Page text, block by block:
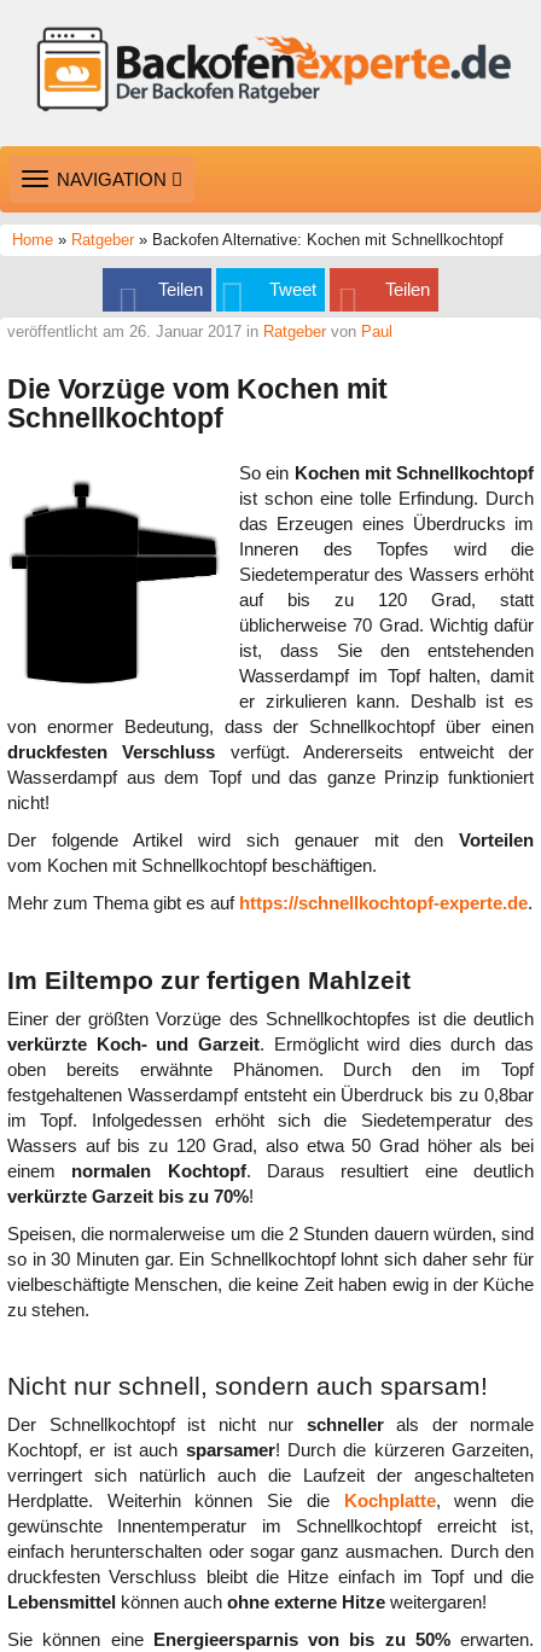
TOGGLE
NAVIGATION
Home » Ratgeber» Backofen Alternative: Kochen mit Schnellkochtopf
Teilen Tweet Teilen
veröffentlicht am 26. Januar 2017 in Ratgebervon Paul
Die Vorzüge vom Kochen mit
Schnellkochtopf
So ein Kochen mit Schnellkochtopf
ist schon eine tolle Erfindung. Durch
das Erzeugen eines Überdrucks im
Inneren des Topfes wird die
Siedetemperatur des Wassers erhöht
auf bis zu 120 Grad, statt
üblicherweise 70 Grad. Wichtig dafür
ist, dass Sie den entstehenden
Wasserdampf im Topf halten, damit
er zirkulieren kann. Deshalb ist es
von enormer Bedeutung, dass der Schnellkochtopf über einen
druckfesten Verschluss verfügt. Andererseits entweicht der
Wasserdampf aus dem Topf und das ganze Prinzip funktioniert
nicht!
Der folgende Artikel wird sich genauer mit den Vorteilen
vom Kochen mit Schnellkochtopf beschäftigen.
Mehr zum Thema gibt es auf https://schnellkochtopf-experte.de.
Im Eiltempo zur fertigen Mahlzeit
Einer der größten Vorzüge des Schnellkochtopfes ist die deutlich
verkürzte Koch- und Garzeit. Ermöglicht wird dies durch das
oben bereits erwähnte Phänomen. Durch den im Topf
festgehaltenen Wasserdampf entsteht ein Überdruck bis zu 0,8bar
im Topf. Infolgedessen erhöht sich die Siedetemperatur des
Wassers auf bis zu 120 Grad, also etwa 50 Grad höher als bei
einem normalen Kochtopf. Daraus resultiert eine deutlich
verkürzte Garzeit bis zu 70%!
Speisen, die normalerweise um die 2 Stunden dauern würden, sind
so in 30 Minuten gar. Ein Schnellkochtopf lohnt sich daher sehr für
vielbeschäftigte Menschen, die keine Zeit haben ewig in der Küche
zu stehen.
Nicht nur schnell, sondern auch sparsam!
Der Schnellkochtopf ist nicht nur schnellerals der normale
Kochtopf, er ist auch sparsamer! Durch die kürzeren Garzeiten,
verringert sich natürlich auch die Laufzeit der angeschalteten
Herdplatte. Weiterhin können Sie die Kochplatte, wenn die
gewünschte Innentemperatur im Schnellkochtopf erreicht ist,
einfach herunterschalten oder sogar ganz ausmachen. Durch den
druckfesten Verschluss bleibt die Hitze einfach im Topf und die
Lebensmittel können auch ohne externe Hitze weitergaren!
Sie können eine Energieersparnis von bis zu 50%erwarten.